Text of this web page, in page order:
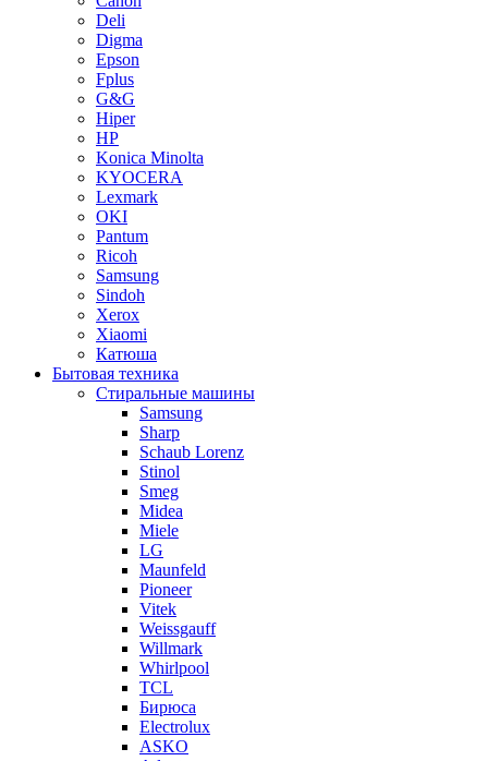
Deli
Digma
Epson
Fplus
G&G
Hiper
HP
Konica Minolta
KYOCERA
Lexmark
OKI
Pantum
Ricoh
Samsung
Sindoh
Xerox
Xiaomi
Катюша
Бытовая техника
Стиральные машины
Samsung
Sharp
Schaub Lorenz
Stinol
Smeg
Midea
Miele
LG
Maunfeld
Pioneer
Vitek
Weissgauff
Willmark
Whirlpool
TCL
Бирюса
Electrolux
ASKO